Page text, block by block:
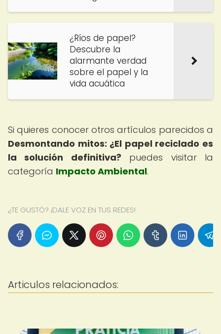
¿Ríos de papel?
Descubre la
alarmante verdad
sobre el papel y la
vida acuática
Si quieres conocer otros artículos parecidos a
Desmontando mitos: ¿El papel reciclado es
la solución definitiva? puedes visitar la
categoría Impacto Ambiental.
¿TE GUSTÓ? ¡DALE VOZ EN TUS REDES!
Articulos relacionados: